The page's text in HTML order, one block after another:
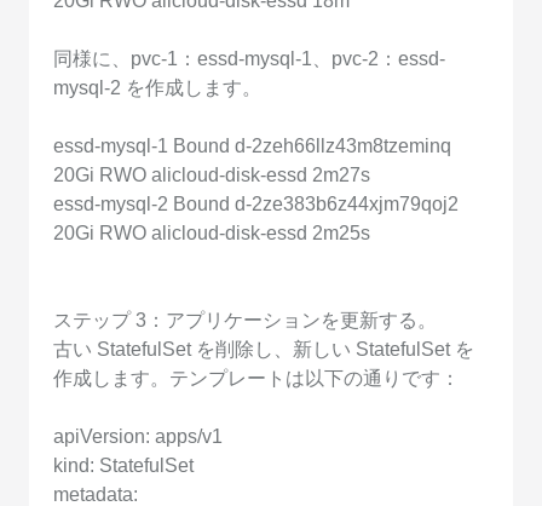
同様に、pvc-1：essd-mysql-1、pvc-2：essd-
mysql-2 を作成します。
essd-mysql-1 Bound d-2zeh66llz43m8tzeminq
20Gi RWO alicloud-disk-essd 2m27s
essd-mysql-2 Bound d-2ze383b6z44xjm79qoj2
20Gi RWO alicloud-disk-essd 2m25s
ステップ 3：アプリケーションを更新する。
古い StatefulSet を削除し、新しい StatefulSet を
作成します。テンプレートは以下の通りです：
apiVersion: apps/v1
kind: StatefulSet
metadata: